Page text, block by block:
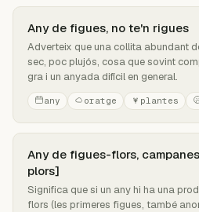
Any de figues, no te'n rigues
Adverteix que una collita abundant
sec, poc plujós, cosa que sovint
gra i un anyada difícil en general.
any oratge plantes
Any de figues-flors,
plors]
Significa que si un any hi ha una
flors (les primeres figues, també